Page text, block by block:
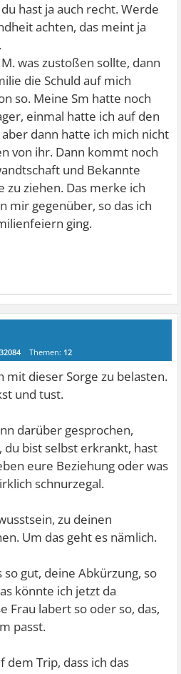
hast ja auch recht. Werde
achten, das meint ja
was zustoßen sollte, dann
die Schuld auf mich
so. Meine Sm hatte noch
einmal hatte ich auf den
dann hatte ich mich nicht
von ihr. Dann kommt noch
und Bekannte
zu ziehen. Das merke ich
mir gegenüber, so das ich
ging.
32084 Themen: 12
mit dieser Sorge zu belasten.
und tust.
darüber gesprochen,
bist selbst erkrankt, hast
eure Beziehung oder was
schnurzegal.
zu deinen
Um das geht es nämlich.
so gut, deine Abkürzung, so
könnte ich jetzt da
Frau labert so oder so, das,
passt.
Trip, dass ich das